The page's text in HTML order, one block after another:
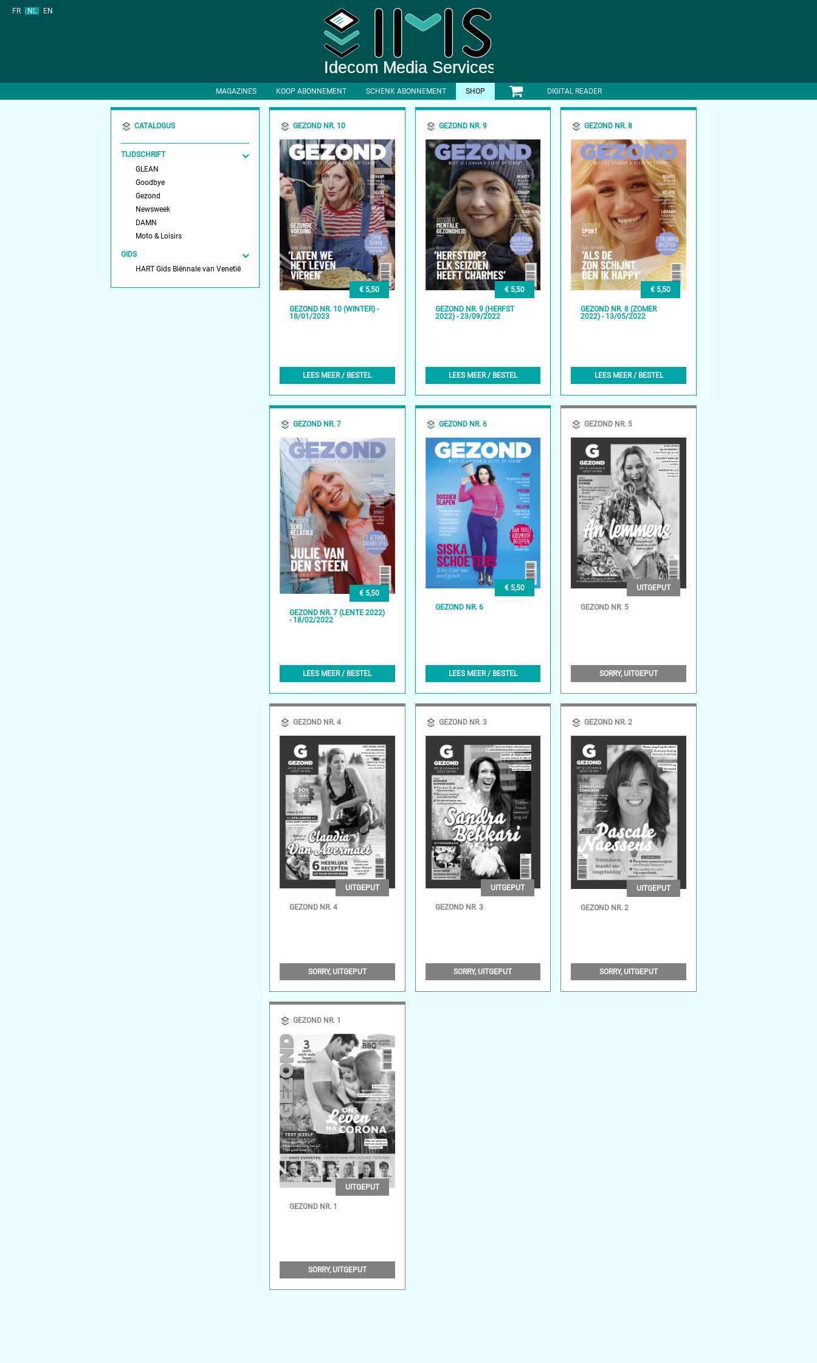
FR NL EN
MAGAZINES KOOP ABONNEMENT SCHENK ABONNEMENT SHOP DIGITAL READER
CATALOGUS
TIJDSCHRIFT
GLEAN
Goodbye
Gezond
Newsweek
DAMN
Moto & Loisirs
GIDS
HART Gids Biënnale van Venetië
GEZOND NR. 10
€ 5,50
GEZOND NR. 10 (WINTER) -
18/01/2023
LEES MEER / BESTEL
GEZOND NR. 9
€ 5,50
GEZOND NR. 9 (HERFST
2022) - 23/09/2022
LEES MEER / BESTEL
GEZOND NR. 8
€ 5,50
GEZOND NR. 8 (ZOMER
2022) - 13/05/2022
LEES MEER / BESTEL
GEZOND NR. 7
€ 5,50
GEZOND NR. 7 (LENTE 2022)
- 18/02/2022
LEES MEER / BESTEL
GEZOND NR. 6
€ 5,50
GEZOND NR. 6
LEES MEER / BESTEL
GEZOND NR. 5
UITGEPUT
GEZOND NR. 5
SORRY, UITGEPUT
GEZOND NR. 4
UITGEPUT
GEZOND NR. 4
SORRY, UITGEPUT
GEZOND NR. 3
UITGEPUT
GEZOND NR. 3
SORRY, UITGEPUT
GEZOND NR. 2
UITGEPUT
GEZOND NR. 2
SORRY, UITGEPUT
GEZOND NR. 1
UITGEPUT
GEZOND NR. 1
SORRY, UITGEPUT